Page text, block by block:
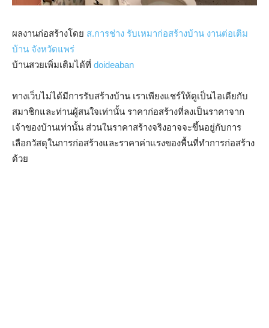
ผลงานก่อสร้างโดย ส.การช่าง รับเหมาก่อสร้างบ้าน งานต่อเติม
บ้าน จังหวัดแพร่
บ้านสวยเพิ่มเติมได้ที่ doideaban
ทางเว็บไม่ได้มีการรับสร้างบ้าน เราเพียงแชร์ให้ดูเป็นไอเดียกับ
สมาชิกและท่านผู้สนใจเท่านั้น ราคาก่อสร้างที่ลงเป็นราคาจาก
เจ้าของบ้านเท่านั้น ส่วนในราคาสร้างจริงอาจจะขึ้นอยู่กับการ
เลือกวัสดุในการก่อสร้างและราคาค่าแรงของพื้นที่ทำการก่อสร้าง
ด้วย